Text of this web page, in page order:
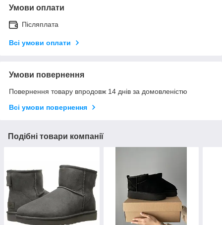
Умови оплати
Післяплата
Всі умови оплати
Умови повернення
Повернення товару впродовж 14 днів за домовленістю
Всі умови повернення
Подібні товари компанії